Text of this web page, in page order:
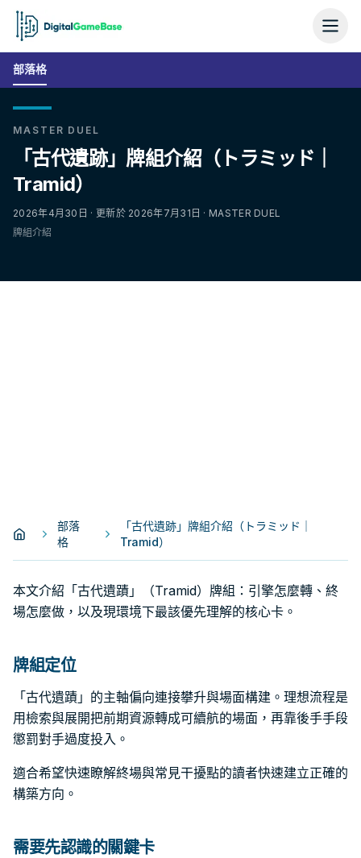
部落格
MASTER DUEL
「古代遺跡」牌組介紹（トラミッド｜
Tramid）
2026年4月30日 · 更新於 2026年7月31日 · MASTER DUEL
牌組介紹
部落
格
「古代遺跡」牌組介紹（トラミッド｜
Tramid）
本文介紹「古代遺蹟」（Tramid）牌組：引擎怎麼轉、終
場怎麼做，以及現環境下最該優先理解的核心卡。
牌組定位
「古代遺蹟」的主軸偏向連接攀升與場面構建。理想流程是
用檢索與展開把前期資源轉成可續航的場面，再靠後手手段
懲罰對手過度投入。
適合希望快速瞭解終場與常見干擾點的讀者快速建立正確的
構築方向。
需要先認識的關鍵卡